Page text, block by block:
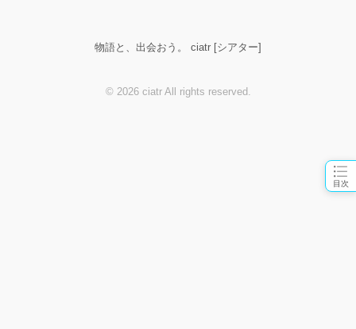
目次
物語と、出会おう。 ciatr [シアター]
© 2026 ciatr All rights reserved.